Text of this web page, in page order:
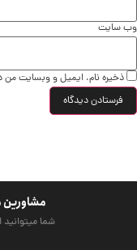
وب‌ سایت
ذخیره نام، ایمیل و وبسایت من
مشاورین
شما